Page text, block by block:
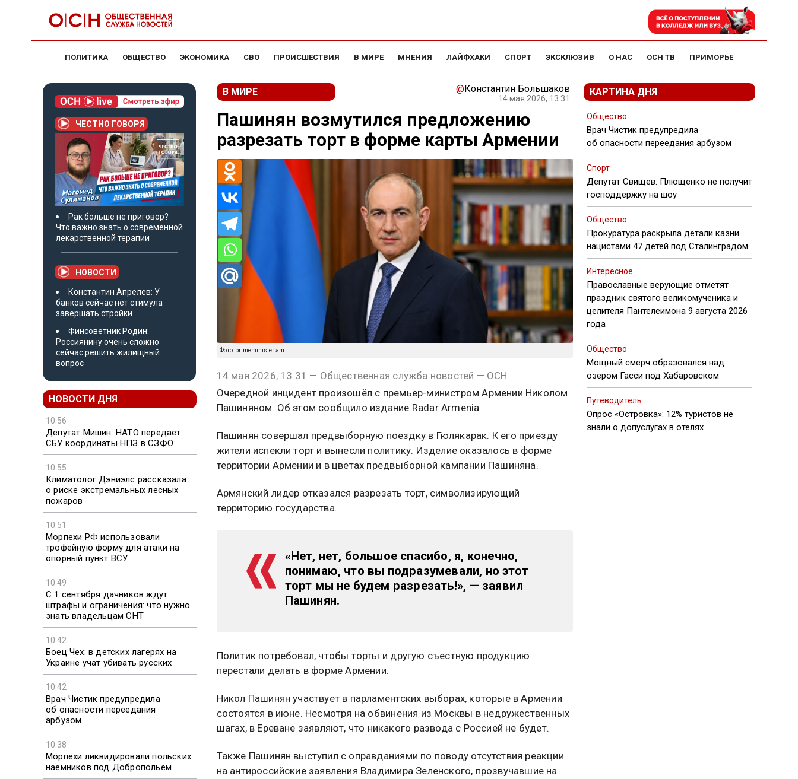
ПОЛИТИКА ОБЩЕСТВО ЭКОНОМИКА СВО ПРОИСШЕСТВИЯ В МИРЕ МНЕНИЯ ЛАЙФХАКИ СПОРТ ЭКСКЛЮЗИВ О НАС ОСН ТВ ПРИМОРЬЕ
ЧЕСТНО ГОВОРЯ
Рак больше не приговор?
Что важно знать о современной
лекарственной терапии
НОВОСТИ
Константин Апрелев: У
банков сейчас нет стимула
завершать стройки
Финсоветник Родин:
Россиянину очень сложно
сейчас решить жилищный
вопрос
НОВОСТИ ДНЯ
10:56
Депутат Мишин: НАТО передает
СБУ координаты НПЗ в СЗФО
10:55
Климатолог Дэниэлс рассказала
о риске экстремальных лесных
пожаров
10:51
Морпехи РФ использовали
трофейную форму для атаки на
опорный пункт ВСУ
10:49
С 1 сентября дачников ждут
штрафы и ограничения: что нужно
знать владельцам СНТ
10:42
Боец Чех: в детских лагерях на
Украине учат убивать русских
10:42
Врач Чистик предупредила
об опасности переедания
арбузом
10:38
Морпехи ликвидировали польских
наемников под Добропольем
В МИРЕ @Константин Большаков
14 мая 2026, 13:31
Пашинян возмутился предложению
разрезать торт в форме карты Армении
Фото: primeminister.am
14 мая 2026, 13:31 — Общественная служба новостей — ОСН
Очередной инцидент произошёл с премьер-министром Армении Николом
Пашиняном. Об этом сообщило издание Radar Armenia.
Пашинян совершал предвыборную поездку в Гюлякарак. К его приезду
жители испекли торт и вынесли политику. Изделие оказалось в форме
территории Армении и в цветах предвыборной кампании Пашиняна.
Армянский лидер отказался разрезать торт, символизирующий
территорию государства.
«Нет, нет, большое спасибо, я, конечно,
понимаю, что вы подразумевали, но этот
торт мы не будем разрезать!», — заявил
Пашинян.
Политик потребовал, чтобы торты и другую съестную продукцию
перестали делать в форме Армении.
Никол Пашинян участвует в парламентских выборах, которые в Армении
состоятся в июне. Несмотря на обвинения из Москвы в недружественных
шагах, в Ереване заявляют, что никакого развода с Россией не будет.
Также Пашинян выступил с оправданиями по поводу отсутствия реакции
на антироссийские заявления Владимира Зеленского, прозвучавшие на
КАРТИНА ДНЯ
Общество
Врач Чистик предупредила
об опасности переедания арбузом
Спорт
Депутат Свищев: Плющенко не получит
господдержку на шоу
Общество
Прокуратура раскрыла детали казни
нацистами 47 детей под Сталинградом
Интересное
Православные верующие отметят
праздник святого великомученика и
целителя Пантелеимона 9 августа 2026
года
Общество
Мощный смерч образовался над
озером Гасси под Хабаровском
Путеводитель
Опрос «Островка»: 12% туристов не
знали о допуслугах в отелях